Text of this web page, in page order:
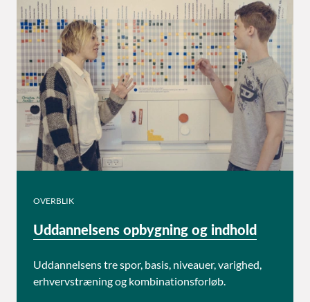
OVERBLIK
Uddannelsens opbygning og indhold
Uddannelsens tre spor, basis, niveauer, varighed,
erhvervstræning og kombinationsforløb.